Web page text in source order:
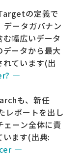
の定義で
データガバナン
幅広いデータ
ータから最大
ています(出
—
も、新任
レポートを出し
ェーン全体に責
ます(出典:
—